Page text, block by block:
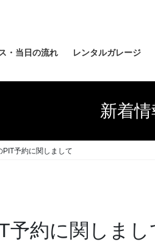
・当日の流れ レンタルガレージ
新着情
予約に関しまして
予約に関しまし